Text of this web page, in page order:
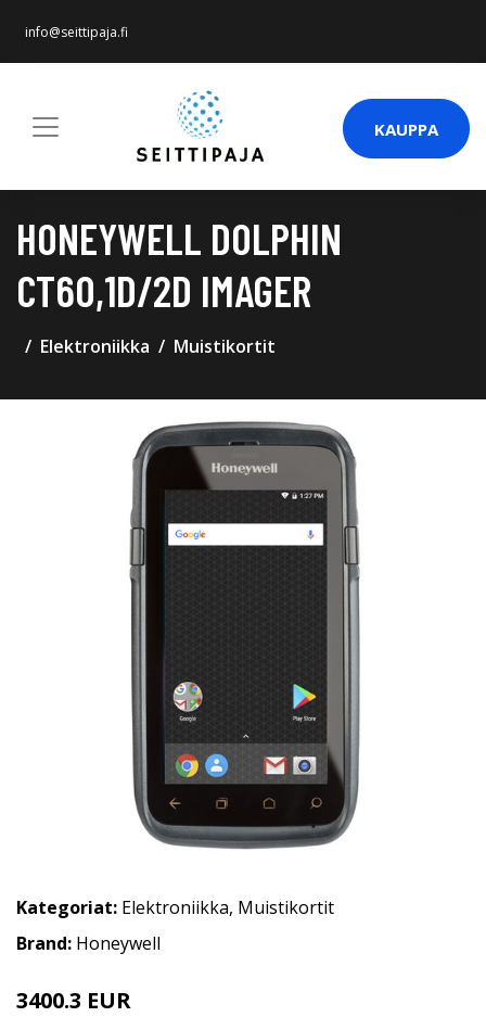
info@seittipaja.fi
KAUPPA
HONEYWELL DOLPHIN
CT60,1D/2D IMAGER
Elektroniikka Muistikortit
Kategoriat: Elektroniikka, Muistikortit
Brand: Honeywell
3400.3 EUR